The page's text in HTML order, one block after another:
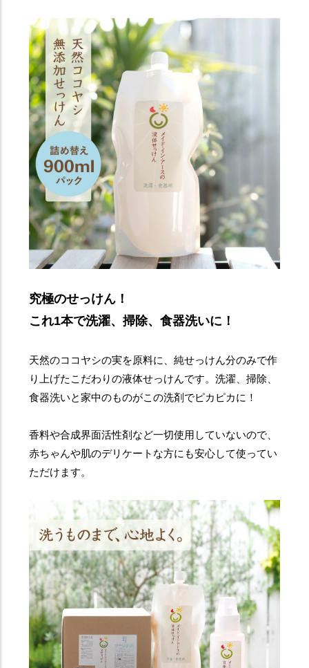
究極のせっけん！
これ1本で洗濯、掃除、食器洗いに！
天然のココヤシの実を原料に、純せっけん分のみで作
り上げたこだわりの液体せっけんです。洗濯、掃除、
食器洗いと家中のものがこの洗剤でピカピカに！
香料や合成界面活性剤など一切使用していないので、
赤ちゃんや肌のデリケートな方にも安心して使ってい
ただけます。